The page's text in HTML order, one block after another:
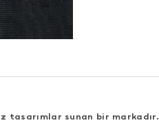
tasarımlar sunan bir markadır.